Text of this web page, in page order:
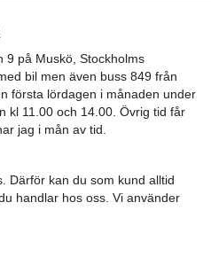
9 på Muskö, Stockholms
bil men även buss 849 från
första lördagen i månaden under
kl 11.00 och 14.00. Övrig tid får
jag i mån av tid.
Därför kan du som kund alltid
handlar hos oss. Vi använder